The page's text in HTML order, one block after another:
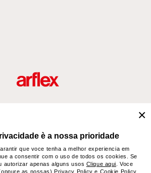
Pizzo Scalino 1 20833 Giussano (Monza e Brianza) Italy
VAT IT 00703820969 – © arflex - sevensalotti spa 2026
è a nossa prioridade
que voce tenha a melhor experiencia em
a consentir com o uso de todos os cookies. Se
autorizar apenas alguns usos Clique aqui . Voce
as nossas)Privacy Policy e Cookie Policy